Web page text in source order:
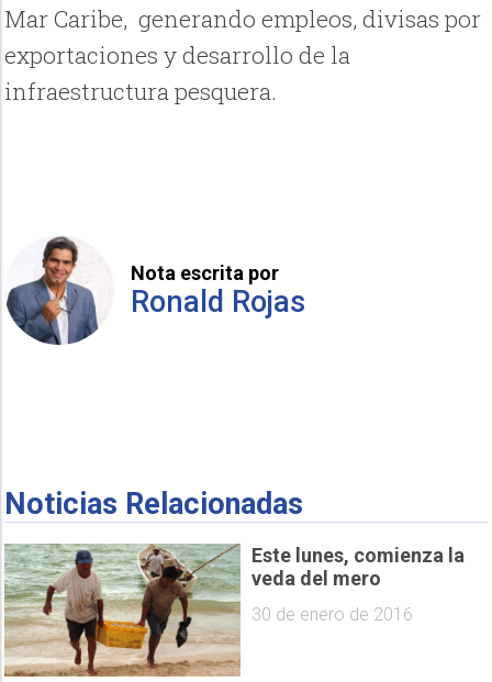
Mar Caribe, generando empleos, divisas por
exportaciones y desarrollo de la
infraestructura pesquera.
Nota escrita por
Ronald Rojas
Noticias Relacionadas
Este lunes, comienza la
veda del mero
30 de enero de 2016